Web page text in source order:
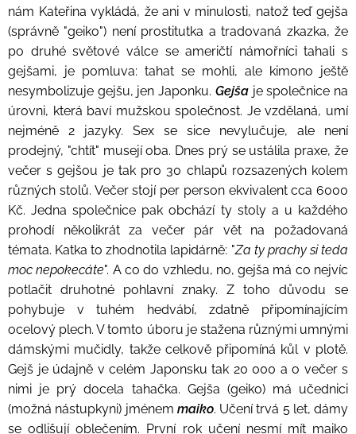
nám Kateřina vykládá, že ani v minulosti, natož teď gejša
(správně "geiko") není prostitutka a tradovaná zkazka, že
po druhé světové válce se američtí námořníci tahali s
gejšami, je pomluva: tahat se mohli, ale kimono ještě
nesymbolizuje gejšu, jen Japonku. Gejšaje společnice na
úrovni, která baví mužskou společnost. Je vzdělaná, umí
nejméně 2 jazyky. Sex se sice nevylučuje, ale není
prodejný, "chtít" musejí oba. Dnes prý se ustálila praxe, že
večer s gejšou je tak pro 30 chlapů rozsazených kolem
různých stolů. Večer stojí per person ekvivalent cca 6000
Kč. Jedna společnice pak obchází ty stoly a u každého
prohodí několikrát za večer pár vět na požadovaná
témata. Katka to zhodnotila lapidárně: "Za ty prachy si teda
moc nepokecáte". A co do vzhledu, no, gejša má co nejvíc
potlačit druhotné pohlavní znaky. Z toho důvodu se
pohybuje v tuhém hedvábí, zdatně připomínajícím
ocelový plech. V tomto úboru je stažena různými umnými
dámskými mučidly, takže celkově připomíná kůl v plotě.
Gejš je údajně v celém Japonsku tak 20 000 a o večer s
nimi je prý docela tahačka. Gejša (geiko) má učednici
(možná nástupkyni) jménem maiko. Učení trvá 5 let, dámy
se odlišují oblečením. První rok učení nesmí mít maiko